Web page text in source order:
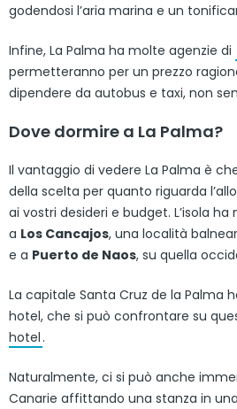
godendosi l’aria marina e un
Infine, La Palma ha molte agenzie di
permetteranno per un prezzo
dipendere da autobus e taxi, non
Dove dormire a La Palma?
Il vantaggio di vedere La Palma è
della scelta per quanto riguarda
ai vostri desideri e budget. L’isola
a Los Cancajos, una località
e a Puerto de Naos, su quella
La capitale Santa Cruz de la Palma
hotel, che si può confrontare su
hotel .
Naturalmente, ci si può anche
Canarie affittando una stanza in una